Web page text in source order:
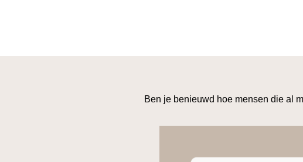
Ben je benieuwd hoe mensen die al